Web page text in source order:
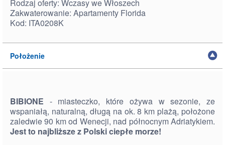
Rodzaj oferty: Wczasy we Włoszech
Zakwaterowanie: Apartamenty Florida
Kod: ITA0208K
Położenie
BIBIONE - miasteczko, które ożywa w sezonie, ze
wspaniałą, naturalną, długą na ok. 8 km plażą, położone
zaledwie 90 km od Wenecji, nad północnym Adriatykiem.
Jest to najbliższe z Polski ciepłe morze!